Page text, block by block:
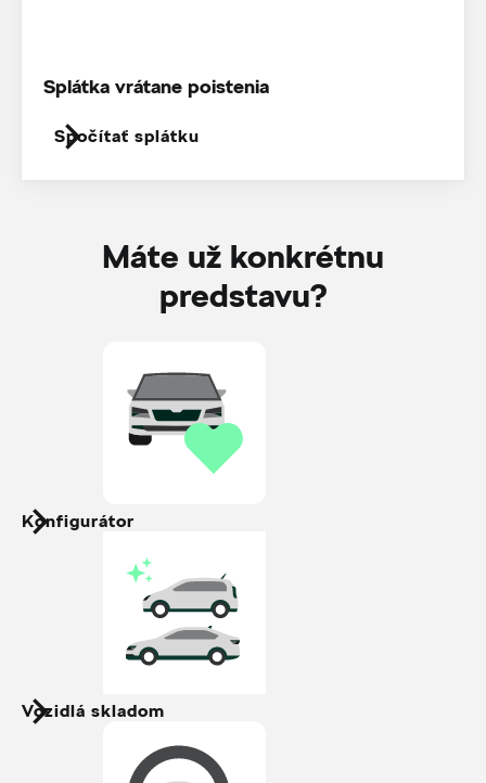
Spočítať splátku
Splátka vrátane poistenia
Máte už konkrétnu
predstavu?
Konfigurátor
Vozidlá skladom